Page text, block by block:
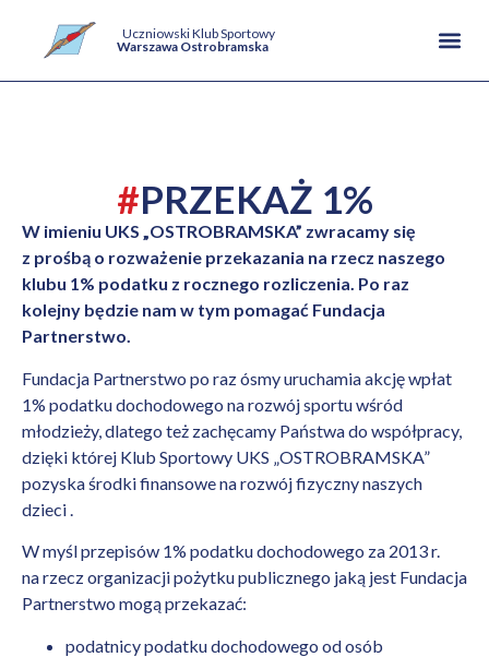
Uczniowski Klub Sportowy
Warszawa Ostrobramska
#PRZEKAŻ 1%
W imieniu UKS „OSTROBRAMSKA” zwracamy się
z prośbą o rozważenie przekazania na rzecz naszego
klubu 1% podatku z rocznego rozliczenia. Po raz
kolejny będzie nam w tym pomagać Fundacja
Partnerstwo.
Fundacja Partnerstwo po raz ósmy uruchamia akcję wpłat
1% podatku dochodowego na rozwój sportu wśród
młodzieży, dlatego też zachęcamy Państwa do współpracy,
dzięki której Klub Sportowy UKS „OSTROBRAMSKA”
pozyska środki finansowe na rozwój fizyczny naszych
dzieci .
W myśl przepisów 1% podatku dochodowego za 2013 r.
na rzecz organizacji pożytku publicznego jaką jest Fundacja
Partnerstwo mogą przekazać:
podatnicy podatku dochodowego od osób